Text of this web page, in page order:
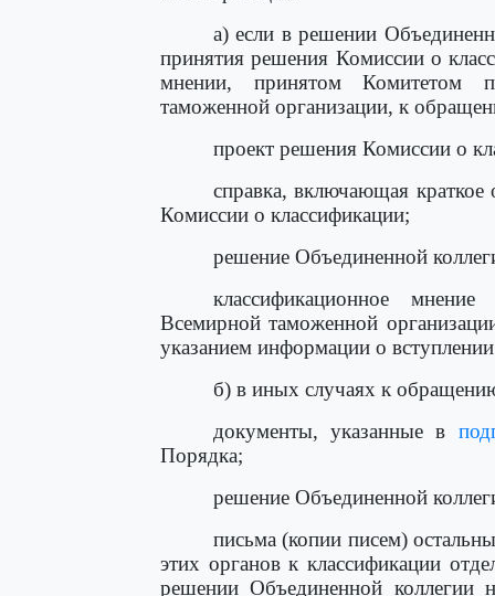
а) если в решении
принятия решения Комиссии о
мнении, принятом Комитетом
таможенной организации, к
проект решения Комиссии о
справка, включающая
Комиссии о классификации;
решение Объединенной
классификационное
Всемирной таможенной
указанием информации о
б) в иных случаях к
документы, указанные в
Порядка;
решение Объединенной
письма (копии писем)
этих органов к классификации
решении Объединенной коллегии